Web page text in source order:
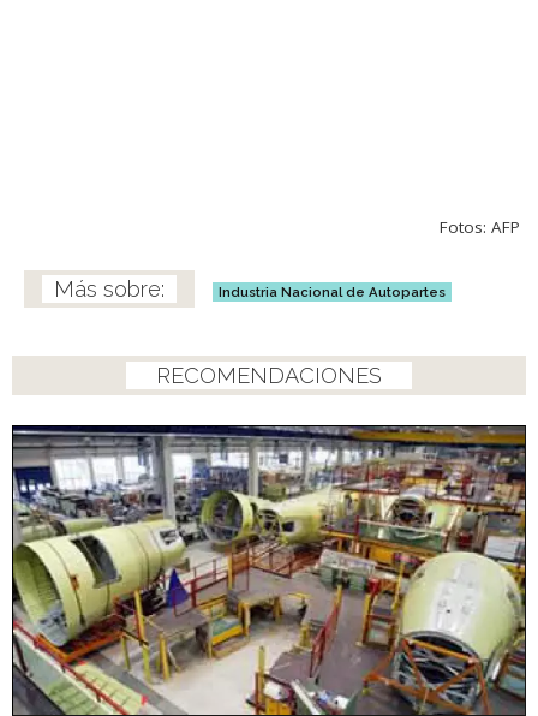
Fotos: AFP
Industria Nacional de Autopartes
RECOMENDACIONES